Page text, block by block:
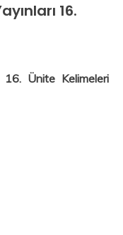
16.
16. Ünite Kelimeleri